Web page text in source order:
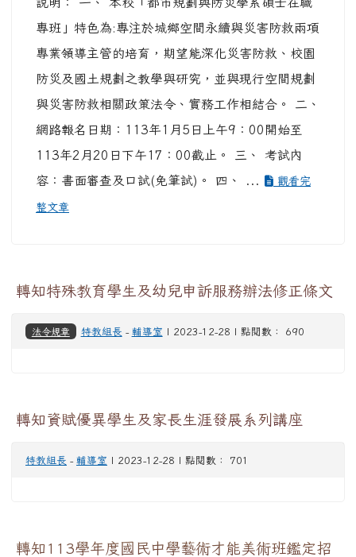
說明： 一、 本校「都市規劃與防災學系碩士在職
專班」特色為:專注於城鄉空間永續與災害防救兩項
專業領導主管的培育，期望能深化災害防救、校園
防災及國土規劃之教學與研究，並與現行空間規劃
與災害防救相關政策法令、實務工作相結合。 二、
網路報名日期：113年1月5日上午9：00開始至
113年2月20日下午17：00截止。 三、 考試內
容：書面審查及口試(免筆試)。 四、 ...
觀看完
整文章
轉知特殊教育學生及幼兒申訴服務辦法修正條文
法令規章 特教組長 - 輔導室 | 2023-12-28 | 點閱數： 690
轉知資賦優異學生及家長生涯發展系列講座
特教組長 - 輔導室 | 2023-12-28 | 點閱數： 701
轉知113學年度國民中學藝術才能美術班鑑定招